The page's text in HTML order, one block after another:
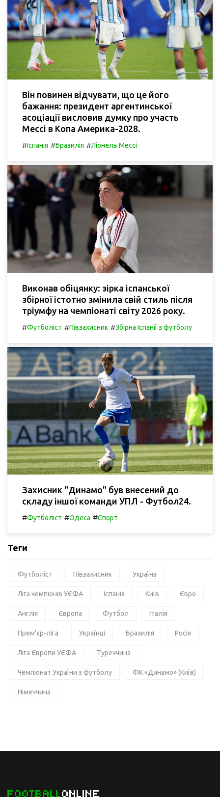
Він повинен відчувати, що це його
бажання: президент аргентинської
асоціації висловив думку про участь
Мессі в Копа Америка-2028.
#Іспанія #Бразилія #Ліонель Мессі
Виконав обіцянку: зірка іспанської
збірної істотно змінила свій стиль після
тріумфу на чемпіонаті світу 2026 року.
#Футболіст #Півзахисник #Збірна Іспанії з футболу
Захисник "Динамо" був внесений до
складу іншої команди УПЛ - Футбол24.
#Футболіст #Одеса #Спорт
Теги
Футболіст Півзахисник Україна
Ліга чемпіонів УЄФА Іспанія Київ Євро
Англія Європа Футбол Італія
Прем'єр-ліга Українці Бразилія Росія
Ліга Європи УЄФА Туреччина
Чемпіонат України з футболу ФК «Динамо» (Київ)
Німеччина
FOOTBALLONLINE